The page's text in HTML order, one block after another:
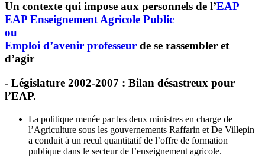
Un contexte qui impose aux personnels de l’EAP
EAP Enseignement Agricole Public
ou
Emploi d’avenir professeur de se rassembler et
d’agir
- Législature 2002-2007 : Bilan désastreux pour
l’EAP.
La politique menée par les deux ministres en charge de
l’Agriculture sous les gouvernements Raffarin et De Villepin
a conduit à un recul quantitatif de l’offre de formation
publique dans le secteur de l’enseignement agricole.